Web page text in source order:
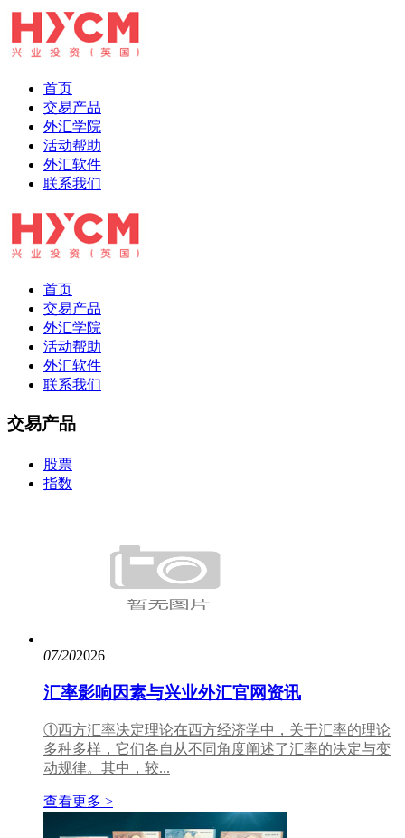
首页
交易产品
外汇学院
活动帮助
外汇软件
联系我们
首页
交易产品
外汇学院
活动帮助
外汇软件
联系我们
交易产品
股票
指数
07/202026
汇率影响因素与兴业外汇官网资讯
①西方汇率决定理论在西方经济学中，关于汇率的理论
多种多样，它们各自从不同角度阐述了汇率的决定与变
动规律。其中，较...
查看更多 >